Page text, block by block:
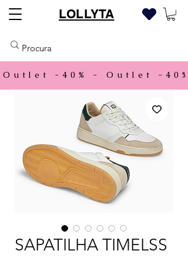
LOLLYTA
Outlet -40% -
SAPATILHA TIMELSS